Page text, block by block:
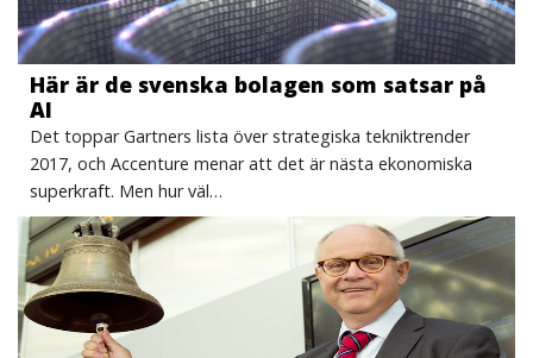
Här är de svenska bolagen som satsar på
AI
Det toppar Gartners lista över strategiska tekniktrender
2017, och Accenture menar att det är nästa ekonomiska
superkraft. Men hur väl…